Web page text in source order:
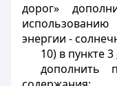
дорог»
энергии -
10) в пункте 3
дополнить